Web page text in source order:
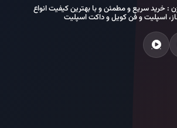
: خرید سریع و مطمئن و با بهترین کیفیت انواع
اسپلیت و فن کویل و داکت اسپلیت